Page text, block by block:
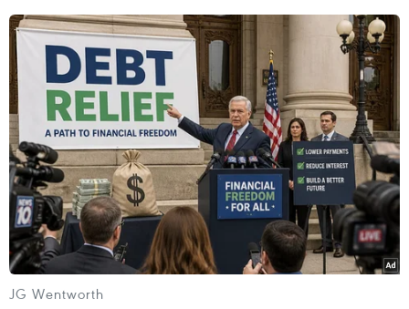
Giới chuyên gia kỳ vọng vào sự phục hồi
của kinh tế Mỹ trong năm tới
14/06/2020 03:32
Các chuyên gia kinh tế ước tính tỷ lệ thất nghiệp của Mỹ
ở mức 13,4% trong quý 2/2020, thấp hơn 2,7% so với
kết quả khảo sát hồi tháng 5/2020.
JG Wentworth